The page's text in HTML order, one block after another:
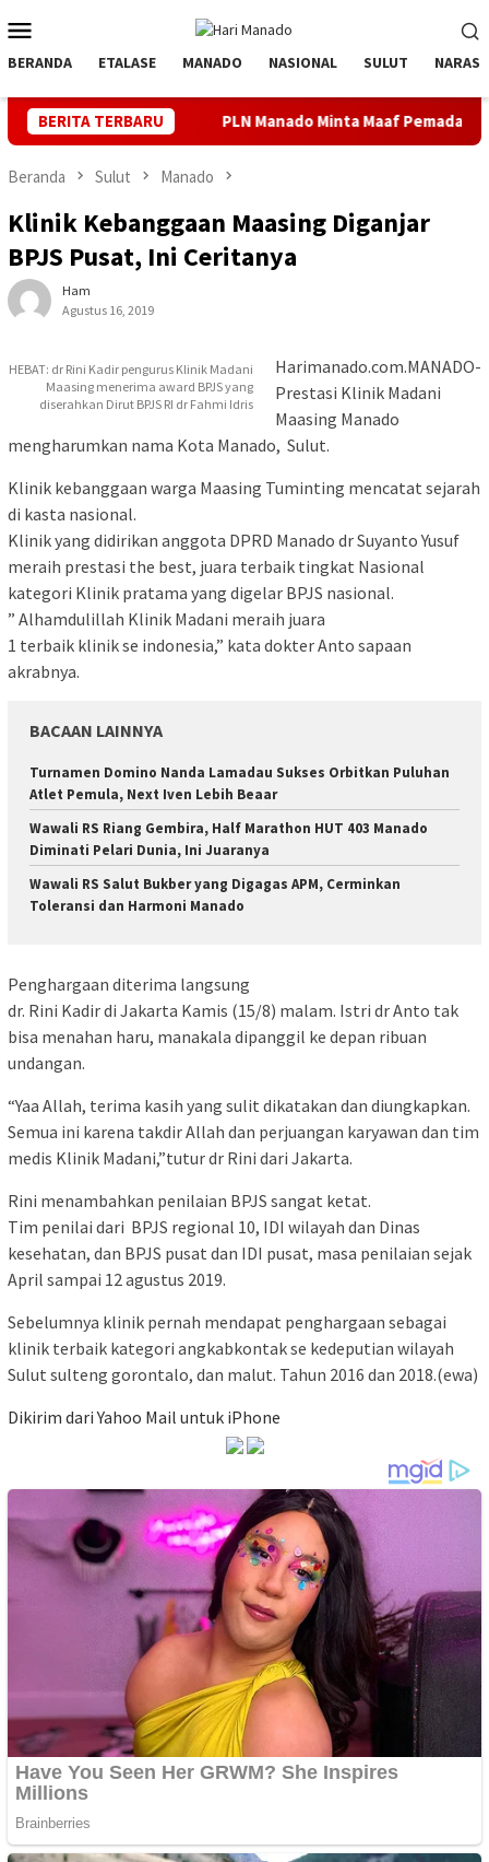
ke
kontenMobile
BERANDA ETALASE MANADO NASIONAL SULUT NARASI
BERITA TERBARU
PLN Manado Minta Maaf Pemadaman Bergilir di Pulau
Beranda Sulut Manado
Klinik Kebanggaan Maasing Diganjar
BPJS Pusat, Ini Ceritanya
Ham
Agustus 16, 2019
HEBAT: dr Rini Kadir pengurus Klinik Madani
Maasing menerima award BPJS yang
diserahkan Dirut BPJS RI dr Fahmi Idris
Harimanado.com.MANADO-
Prestasi Klinik Madani
Maasing Manado
mengharumkan nama Kota Manado, Sulut.
Klinik kebanggaan warga Maasing Tuminting mencatat sejarah
di kasta nasional.
Klinik yang didirikan anggota DPRD Manado dr Suyanto Yusuf
meraih prestasi the best, juara terbaik tingkat Nasional
kategori Klinik pratama yang digelar BPJS nasional.
” Alhamdulillah Klinik Madani meraih juara
1 terbaik klinik se indonesia,” kata dokter Anto sapaan
akrabnya.
BACAAN LAINNYA
Turnamen Domino Nanda Lamadau Sukses Orbitkan Puluhan
Atlet Pemula, Next Iven Lebih Beaar
Wawali RS Riang Gembira, Half Marathon HUT 403 Manado
Diminati Pelari Dunia, Ini Juaranya
Wawali RS Salut Bukber yang Digagas APM, Cerminkan
Toleransi dan Harmoni Manado
Penghargaan diterima langsung
dr. Rini Kadir di Jakarta Kamis (15/8) malam. Istri dr Anto tak
bisa menahan haru, manakala dipanggil ke depan ribuan
undangan.
“Yaa Allah, terima kasih yang sulit dikatakan dan diungkapkan.
Semua ini karena takdir Allah dan perjuangan karyawan dan tim
medis Klinik Madani,”tutur dr Rini dari Jakarta.
Rini menambahkan penilaian BPJS sangat ketat.
Tim penilai dari BPJS regional 10, IDI wilayah dan Dinas
kesehatan, dan BPJS pusat dan IDI pusat, masa penilaian sejak
April sampai 12 agustus 2019.
Sebelumnya klinik pernah mendapat penghargaan sebagai
klinik terbaik kategori angkabkontak se kedeputian wilayah
Sulut sulteng gorontalo, dan malut. Tahun 2016 dan 2018.(ewa)
Dikirim dari Yahoo Mail untuk iPhone